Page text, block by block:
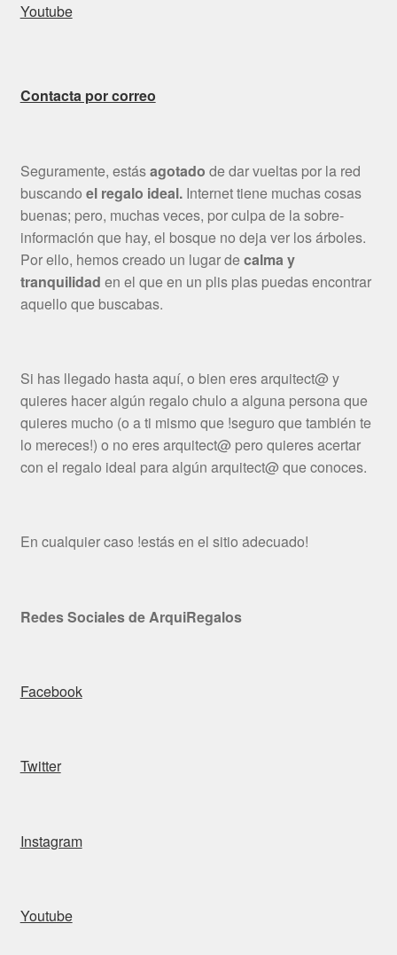
Youtube
Contacta por correo
Seguramente, estásagotado de dar vueltas por la red
buscando el regalo ideal.Internet tiene muchas cosas
buenas; pero, muchas veces, por culpa de la sobre-
información que hay, el bosque no deja ver los árboles.
Por ello, hemos creado un lugar decalma y
tranquilidad en el que en un plis plas puedas encontrar
aquello que buscabas.
Si has llegado hasta aquí, o bien eres arquitect@ y
quieres hacer algún regalo chulo a alguna persona que
quieres mucho (o a ti mismo que !seguro que también te
lo mereces!) o no eres arquitect@ pero quieres acertar
con el regalo ideal para algún arquitect@ que conoces.
En cualquier caso !estás en el sitio adecuado!
Redes Sociales de ArquiRegalos
Facebook
Twitter
Instagram
Youtube